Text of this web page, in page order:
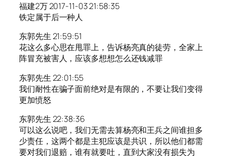
福建2万 2017-11-03 21:58:35
铁定属于后一种人
东郭先生 21:59:51
花这么多心思在甩罪上，告诉杨亮真的徒劳，全家上
阵冒充被害人，应该多想想怎么还钱减罪
东郭先生 22:01:55
我们耐性在骗子面前绝对是有限的，不要让我们变得
更加愤怒
东郭先生 22:38:36
可以这么说吧，我们无需去算杨亮和王兵之间谁担多
少责任，这两个都是主犯应该是共识，所以他们都需
要对我们退赔，谁有就要吐，直到大家没有损失为